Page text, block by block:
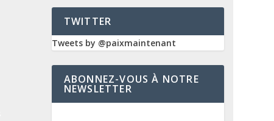
TWITTER
Tweets by @paixmaintenant
ABONNEZ-VOUS À NOTRE
NEWSLETTER